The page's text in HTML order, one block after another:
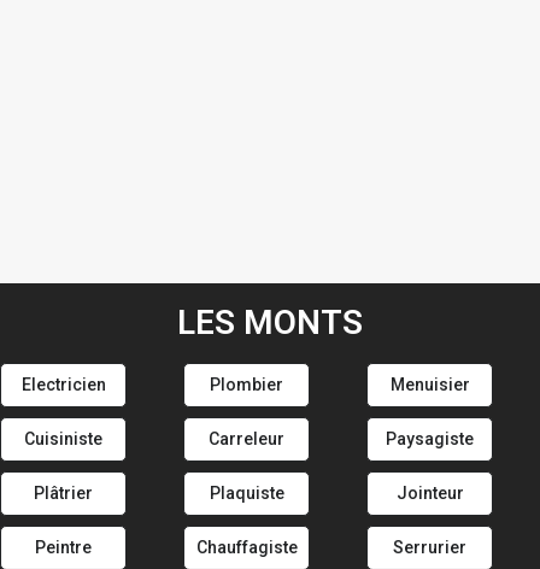
LES MONTS
Electricien Plombier Menuisier
Cuisiniste Carreleur Paysagiste
Plâtrier Plaquiste Jointeur
Peintre Chauffagiste Serrurier